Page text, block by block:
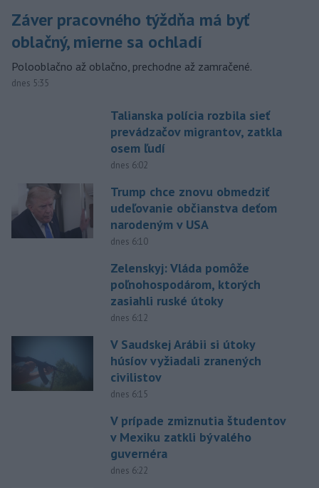
Záver pracovného týždňa má byť
oblačný, mierne sa ochladí
Polooblačno až oblačno, prechodne až zamračené.
dnes 5:35
Talianska polícia rozbila sieť
prevádzačov migrantov, zatkla
osem ľudí
dnes 6:02
Trump chce znovu obmedziť
udeľovanie občianstva deťom
narodeným v USA
dnes 6:10
Zelenskyj: Vláda pomôže
poľnohospodárom, ktorých
zasiahli ruské útoky
dnes 6:12
V Saudskej Arábii si útoky
húsíov vyžiadali zranených
civilistov
dnes 6:15
V prípade zmiznutia študentov
v Mexiku zatkli bývalého
guvernéra
dnes 6:22